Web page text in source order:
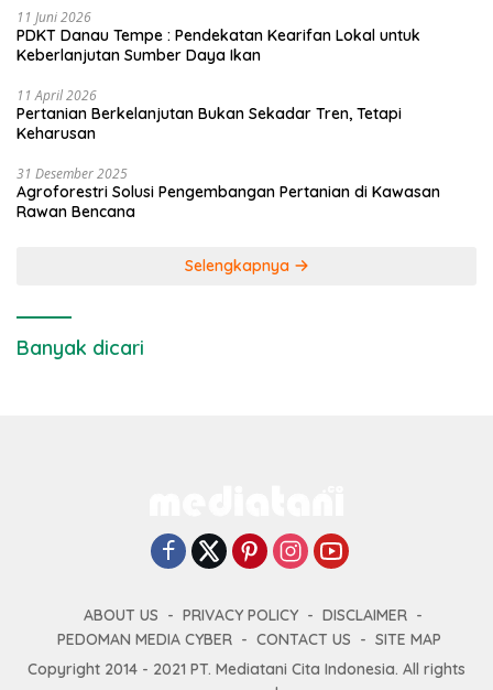
11 Juni 2026
PDKT Danau Tempe : Pendekatan Kearifan Lokal untuk
Keberlanjutan Sumber Daya Ikan
11 April 2026
Pertanian Berkelanjutan Bukan Sekadar Tren, Tetapi
Keharusan
31 Desember 2025
Agroforestri Solusi Pengembangan Pertanian di Kawasan
Rawan Bencana
Selengkapnya
Banyak dicari
ABOUT US PRIVACY POLICY
DISCLAIMER
PEDOMAN MEDIA CYBER
CONTACT US
SITE MAP
Copyright 2014 - 2021 PT. Mediatani Cita Indonesia. All rights